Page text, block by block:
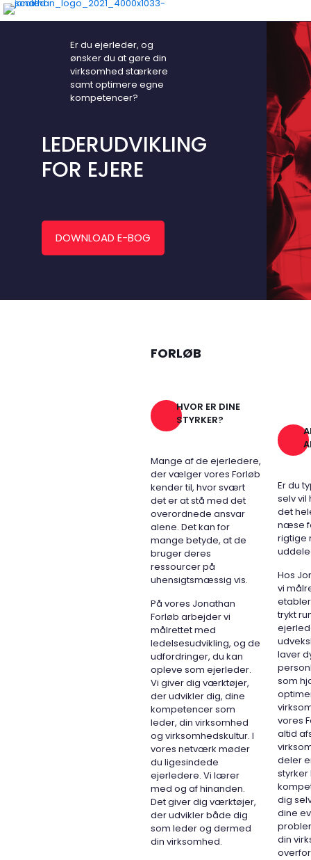
Er du ejerleder, og
ønsker du at gøre din
virksomhed stærkere
samt optimere egne
kompetencer?
LEDERUDVIKLING
FOR EJERE
DOWNLOAD E-BOG
FORLØB
HVOR ER DINE
STYRKER?
Mange af de ejerledere,
der vælger vores Forløb
kender til, hvor svært
det er at stå med det
overordnede ansvar
alene. Det kan for
mange betyde, at de
bruger deres
ressourcer på
uhensigtsmæssig vis.
På vores Jonathan
Forløb arbejder vi
målrettet med
ledelsesudvikling, og de
udfordringer, du kan
opleve som ejerleder.
Vi giver dig værktøjer,
der udvikler dig, dine
kompetencer som
leder, din virksomhed
og virksomhedskultur. I
vores netværk møder
du ligesindede
ejerledere. Vi lærer
med og af hinanden.
Det giver dig værktøjer,
der udvikler både dig
som leder og dermed
din virksomhed.
Er du
selv vil
det
næse
rigtige
Hos
vi
trykt
laver
som
vores
altid
deler
dig
dine
din